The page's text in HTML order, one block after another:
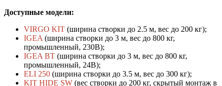
Доступные модели:
VIRGO KIT (ширина створки до 2.5 м, вес до 200 кг);
IGEA (ширина створки до 3 м, вес до 800 кг,
промышленный, 230В);
IGEA BT (ширина створки до 3 м, вес до 800 кг,
промышленный, 24В);
ELI 250 (ширина створки до 3.5 м, вес до 300 кг);
KIT HIDE SW (вес створки до 200 кг, скрытый монтаж в